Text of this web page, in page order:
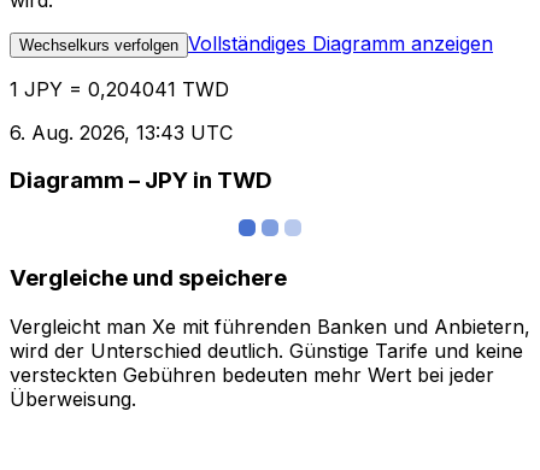
Wechselkurs verfolgen Vollständiges Diagramm anzeigen
1 JPY = 0,204041 TWD
6. Aug. 2026, 13:43 UTC
Diagramm – JPY in TWD
Vergleiche und speichere
Vergleicht man Xe mit führenden Banken und Anbietern,
wird der Unterschied deutlich. Günstige Tarife und keine
versteckten Gebühren bedeuten mehr Wert bei jeder
Überweisung.